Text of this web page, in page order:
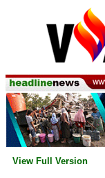
View Full Version